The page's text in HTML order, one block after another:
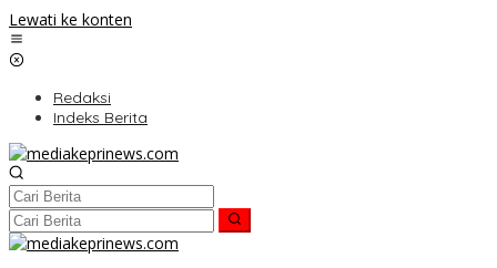
Lewati ke konten
Redaksi
Indeks Berita